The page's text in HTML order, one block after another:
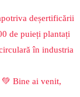
deșertificării
de puieți plantați
în industria
Bine ai venit,